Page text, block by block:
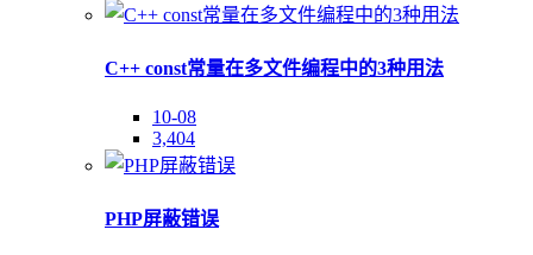
C++ const常量在多文件编程中的3种用法
10-08
3,404
PHP屏蔽错误